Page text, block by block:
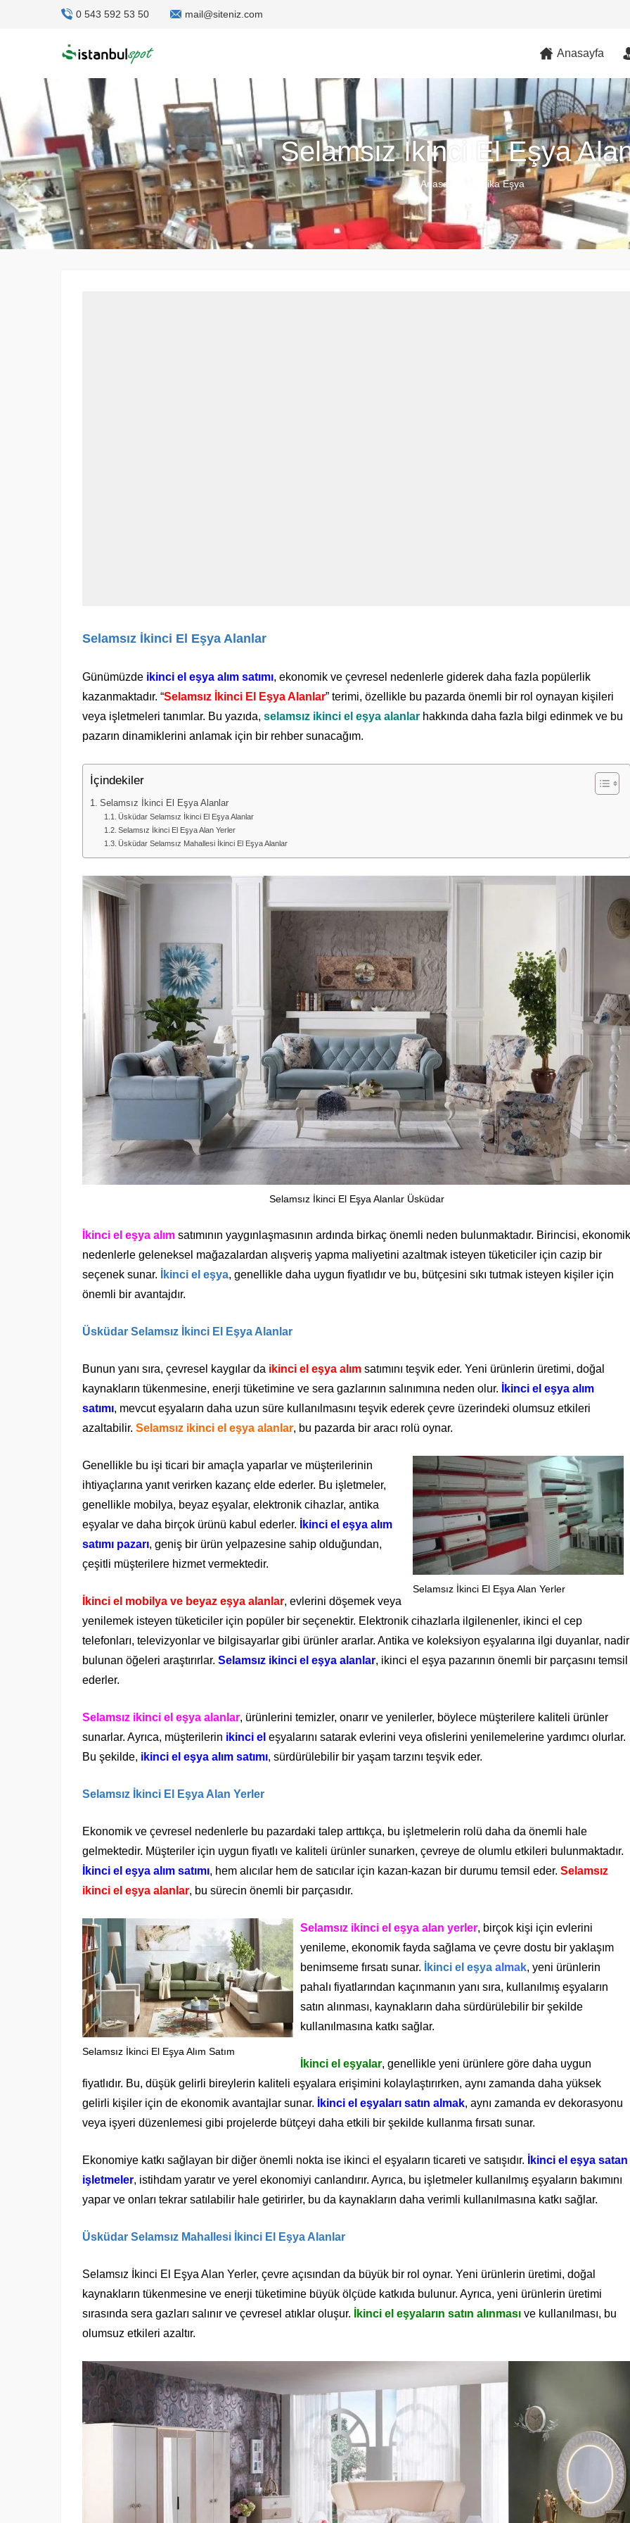
0 543 592 53 50 mail@siteniz.com
Anasayfa
Selamsız İkinci El Eşya
Anasayfa Antika Eşya
Selamsız İkinci El Eşya Alanlar
Günümüzde ikinci el eşya alım satımı, ekonomik ve çevresel nedenlerle giderek daha fazla popülerlik
kazanmaktadır. “Selamsız İkinci El Eşya Alanlar” terimi, özellikle bu pazarda önemli bir rol oynayan kişileri
veya işletmeleri tanımlar. Bu yazıda, selamsız ikinci el eşya alanlar hakkında daha fazla bilgi edinmek ve bu
pazarın dinamiklerini anlamak için bir rehber sunacağım.
İçindekiler
Selamsız İkinci El Eşya Alanlar
Üsküdar Selamsız İkinci El Eşya Alanlar
Selamsız İkinci El Eşya Alan Yerler
Üsküdar Selamsız Mahallesi İkinci El Eşya Alanlar
Selamsız İkinci El Eşya Alanlar Üsküdar
İkinci el eşya alım satımının yaygınlaşmasının ardında birkaç önemli neden bulunmaktadır. Birincisi, ekonomik
nedenlerle geleneksel mağazalardan alışveriş yapma maliyetini azaltmak isteyen tüketiciler için cazip bir
seçenek sunar.
İkinci el eşya, genellikle daha uygun fiyatlıdır ve bu, bütçesini sıkı tutmak isteyen kişiler için
önemli bir avantajdır.
Üsküdar Selamsız İkinci El Eşya Alanlar
Bunun yanı sıra, çevresel kaygılar da ikinci el eşya alım satımını teşvik eder. Yeni ürünlerin üretimi, doğal
kaynakların tükenmesine, enerji tüketimine ve sera gazlarının salınımına neden olur.
İkinci el eşya alım
satımı, mevcut eşyaların daha uzun süre kullanılmasını teşvik ederek çevre üzerindeki olumsuz etkileri
azaltabilir. Selamsız ikinci el eşya alanlar, bu pazarda bir aracı rolü oynar.
Selamsız İkinci El Eşya Alan Yerler
Genellikle bu işi ticari bir amaçla yaparlar ve müşterilerinin
ihtiyaçlarına yanıt verirken kazanç elde ederler. Bu işletmeler,
genellikle mobilya, beyaz eşyalar, elektronik cihazlar, antika
eşyalar ve daha birçok ürünü kabul ederler.
İkinci el eşya alım
satımı pazarı, geniş bir ürün yelpazesine sahip olduğundan,
çeşitli müşterilere hizmet vermektedir.
İkinci el mobilya ve beyaz eşya alanlar, evlerini döşemek veya
yenilemek isteyen tüketiciler için popüler bir seçenektir. Elektronik cihazlarla ilgilenenler, ikinci el cep
telefonları, televizyonlar ve bilgisayarlar gibi ürünler ararlar. Antika ve koleksiyon eşyalarına ilgi duyanlar, nadir
bulunan öğeleri araştırırlar. Selamsız ikinci el eşya alanlar, ikinci el eşya pazarının önemli bir parçasını temsil
ederler.
Selamsız ikinci el eşya alanlar, ürünlerini temizler, onarır ve yenilerler, böylece müşterilere kaliteli ürünler
sunarlar. Ayrıca, müşterilerin ikinci el eşyalarını satarak evlerini veya ofislerini yenilemelerine yardımcı olurlar.
Bu şekilde, ikinci el eşya alım satımı, sürdürülebilir bir yaşam tarzını teşvik eder.
Selamsız İkinci El Eşya Alan Yerler
Ekonomik ve çevresel nedenlerle bu pazardaki talep arttıkça, bu işletmelerin rolü daha da önemli hale
gelmektedir. Müşteriler için uygun fiyatlı ve kaliteli ürünler sunarken, çevreye de olumlu etkileri bulunmaktadır.
İkinci el eşya alım satımı, hem alıcılar hem de satıcılar için kazan-kazan bir durumu temsil eder. Selamsız
ikinci el eşya alanlar, bu sürecin önemli bir parçasıdır.
Selamsız İkinci El Eşya Alım Satım
Selamsız ikinci el eşya alan yerler, birçok kişi için evlerini
yenileme, ekonomik fayda sağlama ve çevre dostu bir yaklaşım
benimseme fırsatı sunar.
İkinci el eşya almak, yeni ürünlerin
pahalı fiyatlarından kaçınmanın yanı sıra, kullanılmış eşyaların
satın alınması, kaynakların daha sürdürülebilir bir şekilde
kullanılmasına katkı sağlar.
İkinci el eşyalar, genellikle yeni ürünlere göre daha uygun
fiyatlıdır. Bu, düşük gelirli bireylerin kaliteli eşyalara erişimini kolaylaştırırken, aynı zamanda daha yüksek
gelirli kişiler için de ekonomik avantajlar sunar.
İkinci el eşyaları satın almak, aynı zamanda ev dekorasyonu
veya işyeri düzenlemesi gibi projelerde bütçeyi daha etkili bir şekilde kullanma fırsatı sunar.
Ekonomiye katkı sağlayan bir diğer önemli nokta ise ikinci el eşyaların ticareti ve satışıdır.
İkinci el eşya satan
işletmeler, istihdam yaratır ve yerel ekonomiyi canlandırır. Ayrıca, bu işletmeler kullanılmış eşyaların bakımını
yapar ve onları tekrar satılabilir hale getirirler, bu da kaynakların daha verimli kullanılmasına katkı sağlar.
Üsküdar Selamsız Mahallesi İkinci El Eşya Alanlar
Selamsız İkinci El Eşya Alan Yerler, çevre açısından da büyük bir rol oynar. Yeni ürünlerin üretimi, doğal
kaynakların tükenmesine ve enerji tüketimine büyük ölçüde katkıda bulunur. Ayrıca, yeni ürünlerin üretimi
sırasında sera gazları salınır ve çevresel atıklar oluşur.
İkinci el eşyaların satın alınması ve kullanılması, bu
olumsuz etkileri azaltır.